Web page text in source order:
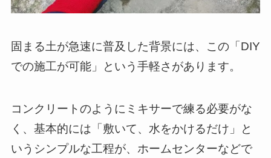
固まる土が急速に普及した背景には、この「DIY
での施工が可能」という手軽さがあります。
コンクリートのようにミキサーで練る必要がな
く、基本的には「敷いて、水をかけるだけ」と
いうシンプルな工程が、ホームセンターなどで